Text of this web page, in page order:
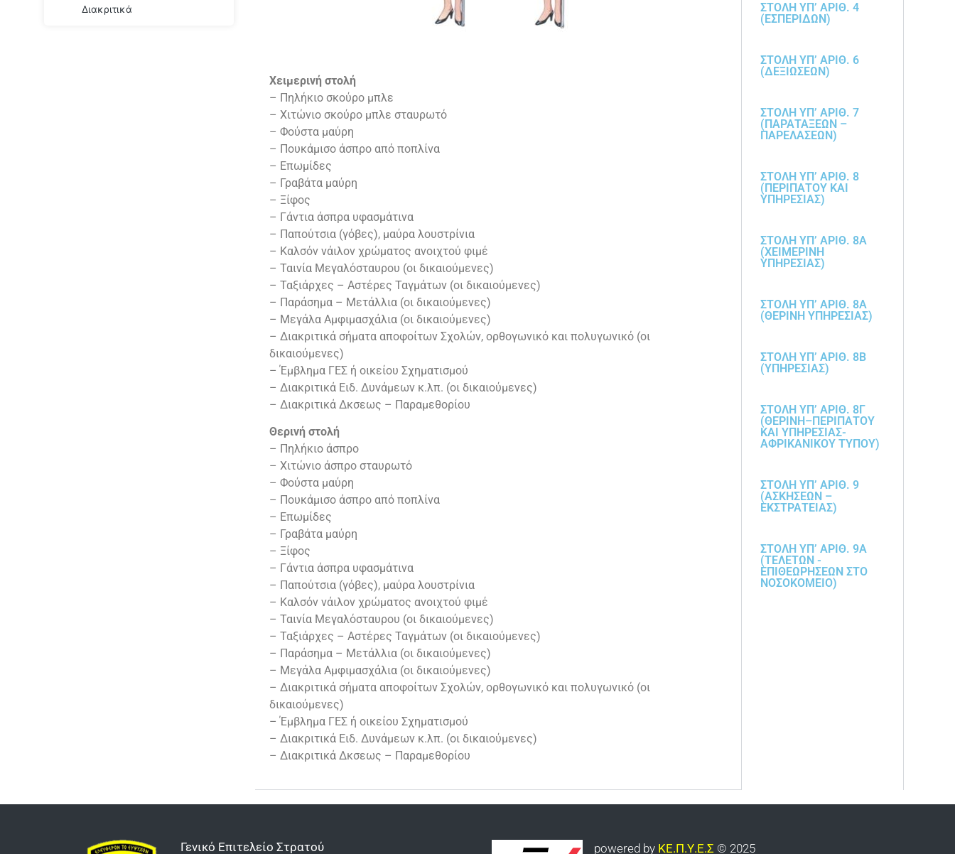
Στολές Οπλιτών
Παράσημα των
Διακριτικά
ΣΤΟΛΗ ΥΠ’ ΑΡΙΘ. 4
(ΕΣΠΕΡΙΔΩΝ)
ΣΤΟΛΗ ΥΠ’ ΑΡΙΘ. 6
(ΔΕΞΙΩΣΕΩΝ)
ΣΤΟΛΗ ΥΠ’ ΑΡΙΘ. 7
(ΠΑΡΑΤΑΞΕΩΝ –
ΠΑΡΕΛΑΣΕΩΝ)
ΣΤΟΛΗ ΥΠ’ ΑΡΙΘ. 8
(ΠΕΡΙΠΑΤΟΥ ΚΑΙ
ΥΠΗΡΕΣΙΑΣ)
ΣΤΟΛΗ ΥΠ’ ΑΡΙΘ. 8Α
(ΧΕΙΜΕΡΙΝΗ
ΥΠΗΡΕΣΙΑΣ)
ΣΤΟΛΗ ΥΠ’ ΑΡΙΘ. 8Α
(ΘΕΡΙΝΗ ΥΠΗΡΕΣΙΑΣ)
ΣΤΟΛΗ ΥΠ’ ΑΡΙΘ. 8Β
(ΥΠΗΡΕΣΙΑΣ)
ΣΤΟΛΗ ΥΠ’ ΑΡΙΘ. 8Γ
(ΘΕΡΙΝΗ–ΠΕΡΙΠΑΤΟΥ
ΚΑΙ ΥΠΗΡΕΣΙΑΣ-
ΑΦΡΙΚΑΝΙΚΟΥ ΤΥΠΟΥ)
ΣΤΟΛΗ ΥΠ’ ΑΡΙΘ. 9
(ΑΣΚΗΣΕΩΝ –
ΕΚΣΤΡΑΤΕΙΑΣ)
ΣΤΟΛΗ ΥΠ’ ΑΡΙΘ. 9Α
(ΤΕΛΕΤΩΝ -
ΕΠΙΘΕΩΡΗΣΕΩΝ ΣΤΟ
ΝΟΣΟΚΟΜΕΙΟ)
Χειμερινή στολή
– Πηλήκιο σκούρο μπλε
– Χιτώνιο σκούρο μπλε σταυρωτό
– Φούστα μαύρη
– Πουκάμισο άσπρο από ποπλίνα
– Επωμίδες
– Γραβάτα μαύρη
– Ξίφος
– Γάντια άσπρα υφασμάτινα
– Παπούτσια (γόβες), μαύρα λουστρίνια
– Καλσόν νάιλον χρώματος ανοιχτού φιμέ
– Ταινία Μεγαλόσταυρου (οι δικαιούμενες)
– Ταξιάρχες – Αστέρες Ταγμάτων (οι δικαιούμενες)
– Παράσημα – Μετάλλια (οι δικαιούμενες)
– Μεγάλα Αμφιμασχάλια (οι δικαιούμενες)
– Διακριτικά σήματα αποφοίτων Σχολών, ορθογωνικό και πολυγωνικό (οι
δικαιούμενες)
– Έμβλημα ΓΕΣ ή οικείου Σχηματισμού
– Διακριτικά Ειδ. Δυνάμεων κ.λπ. (οι δικαιούμενες)
– Διακριτικά Δκσεως – Παραμεθορίου
Θερινή στολή
– Πηλήκιο άσπρο
– Χιτώνιο άσπρο σταυρωτό
– Φούστα μαύρη
– Πουκάμισο άσπρο από ποπλίνα
– Επωμίδες
– Γραβάτα μαύρη
– Ξίφος
– Γάντια άσπρα υφασμάτινα
– Παπούτσια (γόβες), μαύρα λουστρίνια
– Καλσόν νάιλον χρώματος ανοιχτού φιμέ
– Ταινία Μεγαλόσταυρου (οι δικαιούμενες)
– Ταξιάρχες – Αστέρες Ταγμάτων (οι δικαιούμενες)
– Παράσημα – Μετάλλια (οι δικαιούμενες)
– Μεγάλα Αμφιμασχάλια (οι δικαιούμενες)
– Διακριτικά σήματα αποφοίτων Σχολών, ορθογωνικό και πολυγωνικό (οι
δικαιούμενες)
– Έμβλημα ΓΕΣ ή οικείου Σχηματισμού
– Διακριτικά Ειδ. Δυνάμεων κ.λπ. (οι δικαιούμενες)
– Διακριτικά Δκσεως – Παραμεθορίου
Γενικό Επιτελείο Στρατού powered by ΚΕ.Π.Υ.Ε.Σ © 2025